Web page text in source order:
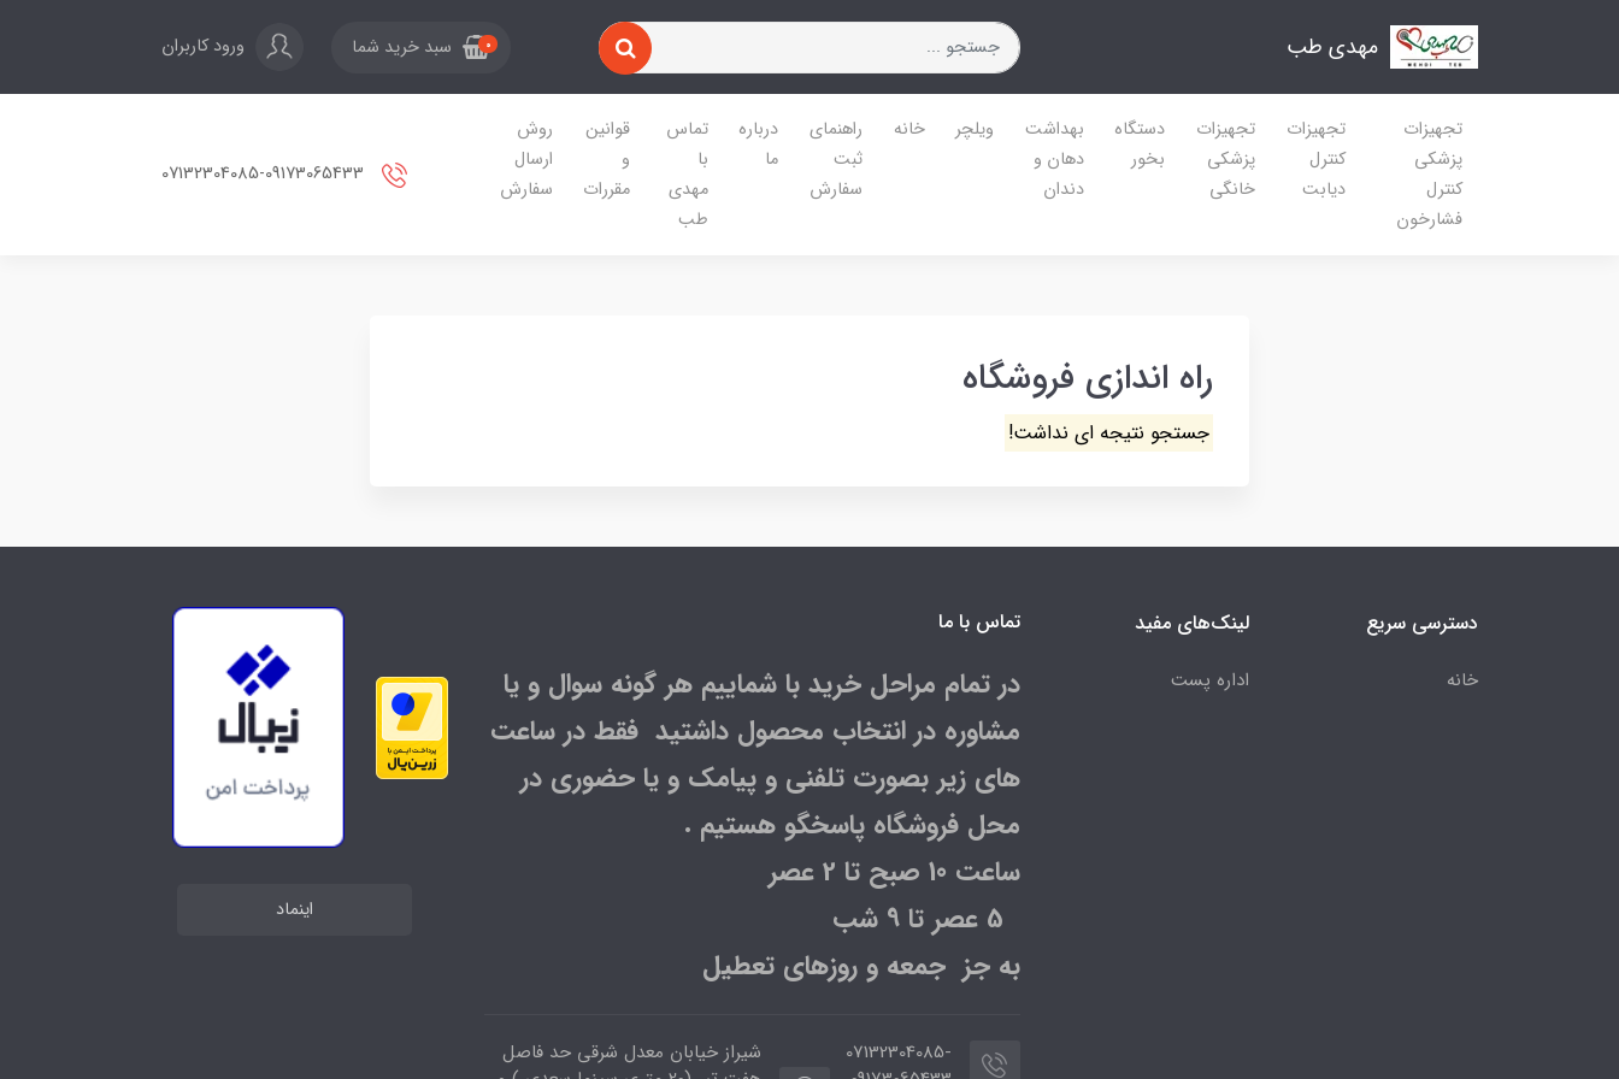
مهدی طب 0 سبد خرید شما ورود کاربران
تجهیزات
پزشکی
کنترل
فشارخون
تجهیزات
کنترل
دیابت
تجهیزات
پزشکی
خانگی
دستگاه
بخور
بهداشت
دهان و
دندان
ویلچر خانه
راهنمای
ثبت
سفارش
درباره
ما
تماس
با
مهدی
طب
قوانین
و
مقررات
روش
ارسال
سفارش
راه اندازی فروشگاه
جستجو نتیجه ای نداشت!
دسترسی سریع
خانه
لینک‌های مفید
اداره پست
تماس با ما
در تمام مراحل خرید با شماییم هر گونه سوال و یا
مشاوره در انتخاب محصول داشتید فقط در ساعت
های زیر بصورت تلفنی و پیامک و یا حضوری در
محل فروشگاه پاسخگو هستیم .
ساعت 10 صبح تا 2 عصر
به جز جمعه و روزهای تعطیل
07132304085-
شیراز خیابان معدل شرقی حد فاصل
اینماد